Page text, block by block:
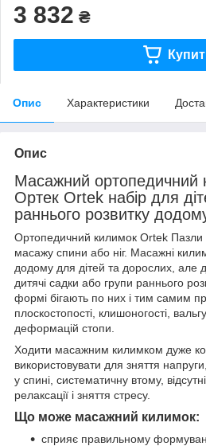
3 832 ₴
Опис Характеристики
Опис
Масажний ортопедичний
Ортек Ortek набір для
раннього розвитку
Ортопедичний килимок Ortek Пазли
масажу спини або ніг. Масажні
додому для дітей та дорослих, але
дитячі садки або групи раннього
формі бігають по них і тим самим
плоскостопості, клишоногості,
деформацій стопи.
Ходити масажним килимком дуже
використовувати для зняття
у спині, систематичну втому,
релаксації і зняття стресу.
Що може масажний килимок:
сприяє правильному